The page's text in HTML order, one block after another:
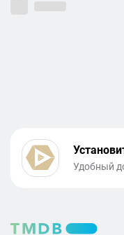
Удобный